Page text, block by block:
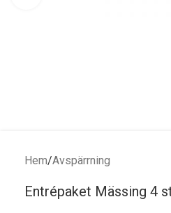
Hem/Avspärrning
Entrépaket Mässing 4